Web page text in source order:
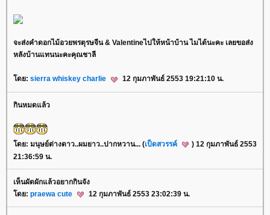
จะส่งคำดอกไม้อวยพรตุรษจีน & Valentineไปให้หน้าบ้าน ไมได้นะคะ เลยขอส่ง
หลังบ้านแทนนะคะคุณชาลี
ดย: sierra whiskey charlie 12 กุมภาพันธ์ 2553 19:21:10 น.
กินหมดแล้ว
ดย: มนุษย์ต่างดาว..ผมยาว..ปากหวาน... (เป็ดสวรรค์
) 12 กุมภาพันธ์ 2553
21:36:59 น.
เห็นผัดผักแล้วอยากกินจัง
ดย: praewa cute 12 กุมภาพันธ์ 2553 23:02:39 น.